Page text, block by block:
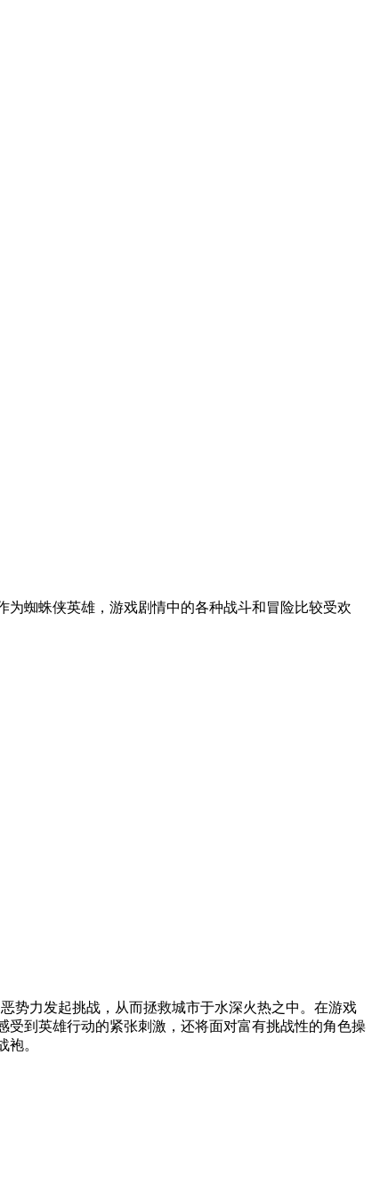
蜘蛛侠英雄，游戏剧情中的各种战斗和冒险比较受欢
势力发起挑战，从而拯救城市于水深火热之中。在游戏
到英雄行动的紧张刺激，还将面对富有挑战性的角色操
。